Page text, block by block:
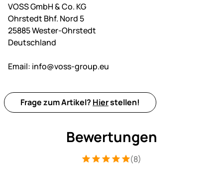
VOSS GmbH & Co. KG
Ohrstedt Bhf. Nord 5
25885 Wester-Ohrstedt
Deutschland
Email: info@voss-group.eu
Frage zum Artikel? Hierstellen!
Bewertungen
Bewertung: 5 von 5 (8 Bewertungen)
8 Bewertungen
(8)